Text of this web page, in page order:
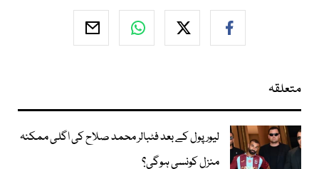
متعلقہ
لیور پول کے بعد فٹبالر محمد صلاح کی اگلی ممکنہ
منزل کونسی ہوگی؟